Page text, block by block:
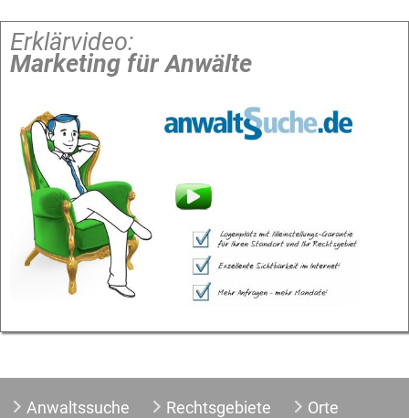
Erklärvideo:
Marketing für Anwälte
Anwaltssuche Rechtsgebiete
Orte